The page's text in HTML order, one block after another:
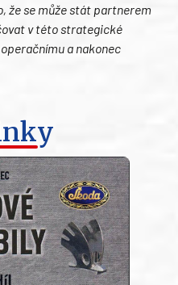
že se může stát partnerem
v této strategické
a nakonec